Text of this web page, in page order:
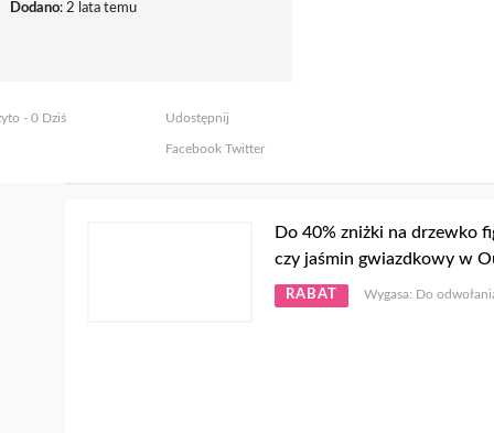
Dodano: 2 lata temu
- 0 Dziś Udostępnij
FacebookTwitter
Do 40% zniżki na drzewko
czy jaśmin gwiazdkowy w
RABAT Wygasa: Do